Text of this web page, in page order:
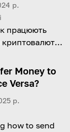
р.
працюють
криптовалют.
Money to
Versa?
р.
how to send